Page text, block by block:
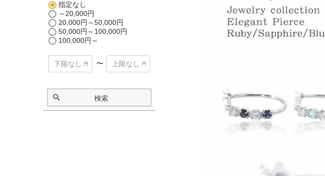
指定なし
～20,000円
20,000円～50,000円
50,000円～100,000円
100,000円～
〜
検索